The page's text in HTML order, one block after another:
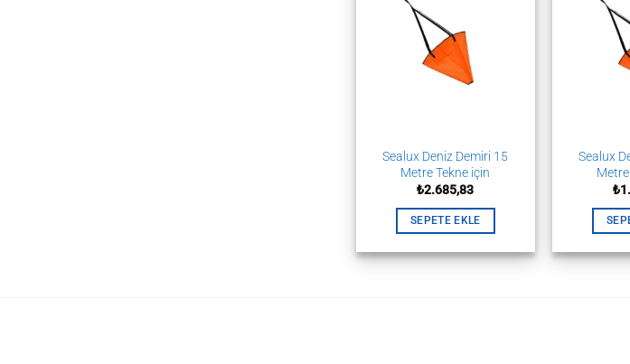
Sealux Deniz Demiri 15
Metre Tekne için
₺2.685,83
SEPETE EKLE
Sealux
₺